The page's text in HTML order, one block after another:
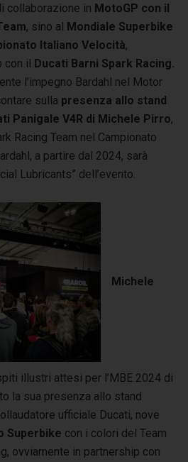
collaborazione in MotoGP con il
, sino al Mondiale Superbike
Italiano Velocità,
con il Ducati Barni Spark Racing.
l’impegno Bardahl nel Motor
sulla presenza allo stand
Panigale V4R di Michele Pirro,
Racing Team nel Campionato
a partire dal 2024, sarà
Lubricants” dell’evento.
Michele
illustri attesi per l’MBE 2024 di
la sua presenza allo stand
ufficiale Ducati, nove
Superbike con i colori del Team
ovviamente in partnership con